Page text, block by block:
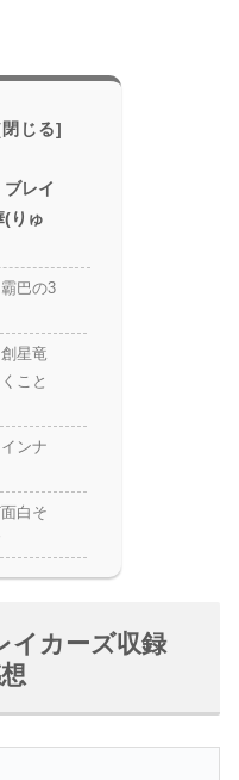
レイ
(りゅ
巴の3
星竜
こと
ンナ
白そ
イカーズ収録